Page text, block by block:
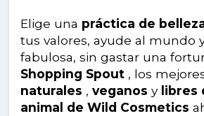
Elige una práctica de
tus valores, ayude al mundo
fabulosa, sin gastar una
Shopping Spout , los
naturales , veganos y libres
animal de Wild Cosmetics